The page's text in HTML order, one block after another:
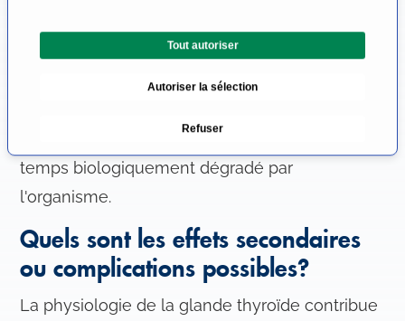
o
n
s
n
t
e
m
Tout autoriser
Autoriser la sélection
Refuser
thyroïde tout en protégeant les autres tissus de
l'organisme. Au bout d'une semaine environ,
activité radiologique, alors qu'il est en même
temps biologiquement dégradé par
l'organisme.
Quels sont les effets secondaires
ou complications possibles?
La physiologie de la glande thyroïde contribue